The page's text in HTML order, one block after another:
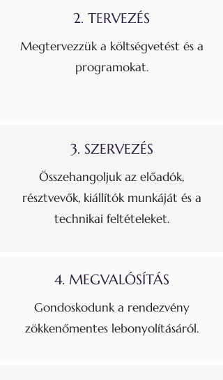
2. TERVEZÉS
Megtervezzük a költségvetést és a
programokat.
3. SZERVEZÉS
Összehangoljuk az előadók,
résztvevők, kiállítók munkáját és a
technikai feltételeket.
4. MEGVALÓSÍTÁS
Gondoskodunk a rendezvény
zökkenőmentes lebonyolításáról.